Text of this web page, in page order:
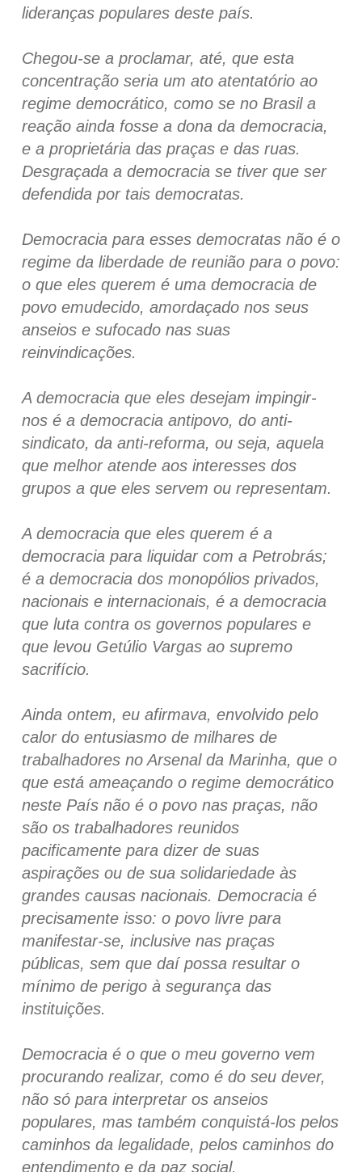
lideranças populares deste país.
Chegou-se a proclamar, até, que esta
concentração seria um ato atentatório ao
regime democrático, como se no Brasil a
reação ainda fosse a dona da democracia,
e a proprietária das praças e das ruas.
Desgraçada a democracia se tiver que ser
defendida por tais democratas.
Democracia para esses democratas não é o
regime da liberdade de reunião para o povo:
o que eles querem é uma democracia de
povo emudecido, amordaçado nos seus
anseios e sufocado nas suas
reinvindicações.
A democracia que eles desejam impingir-
nos é a democracia antipovo, do anti-
sindicato, da anti-reforma, ou seja, aquela
que melhor atende aos interesses dos
grupos a que eles servem ou representam.
A democracia que eles querem é a
democracia para liquidar com a Petrobrás;
é a democracia dos monopólios privados,
nacionais e internacionais, é a democracia
que luta contra os governos populares e
que levou Getúlio Vargas ao supremo
sacrifício.
Ainda ontem, eu afirmava, envolvido pelo
calor do entusiasmo de milhares de
trabalhadores no Arsenal da Marinha, que o
que está ameaçando o regime democrático
neste País não é o povo nas praças, não
são os trabalhadores reunidos
pacificamente para dizer de suas
aspirações ou de sua solidariedade às
grandes causas nacionais. Democracia é
precisamente isso: o povo livre para
manifestar-se, inclusive nas praças
públicas, sem que daí possa resultar o
mínimo de perigo à segurança das
instituições.
Democracia é o que o meu governo vem
procurando realizar, como é do seu dever,
não só para interpretar os anseios
populares, mas também conquistá-los pelos
caminhos da legalidade, pelos caminhos do
entendimento e da paz social.